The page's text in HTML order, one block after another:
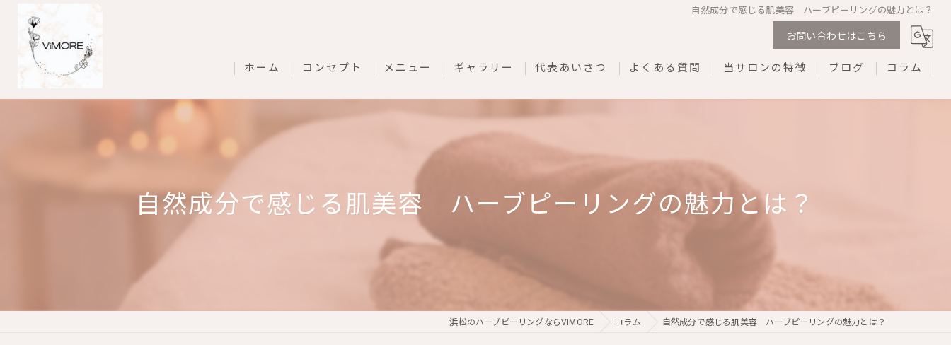
自然成分で感じる肌美容 ハーブピーリングの魅力とは？
お問い合わせはこちら
ホーム コンセプト メニュー ギャラリー 代表あいさつ よくある質問 当サロンの特徴
REVI
プライベートサロン
ブログ コラム
自然成分で感じる肌美容 ハーブピーリングの魅力とは？
浜松のハーブピーリングならViMORE コラム 自然成分で感じる肌美容 ハーブピーリングの魅力とは？